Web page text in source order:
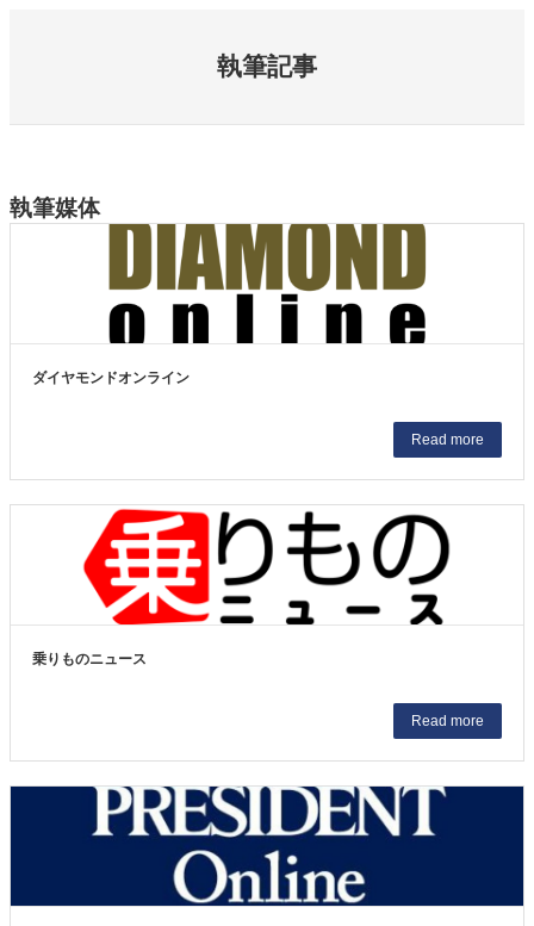
執筆記事
執筆媒体
ダイヤモンドオンライン
Read more
乗りものニュース
Read more